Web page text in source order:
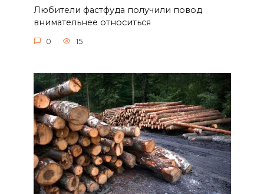
Любители фастфуда получили повод
внимательнее относиться
0 15